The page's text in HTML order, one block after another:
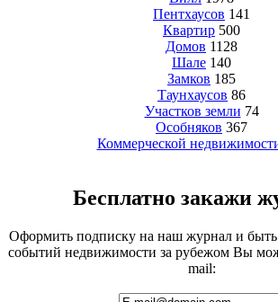
Пентхаусов 141
Квартир 500
Домов 1128
Шале 140
Замков 185
Таунхаусов 86
Участков земли 74
Особняков 367
Коммерческой
Бесплатно закажи
Оформить подписку на наш журнал и быть
событий недвижимости за рубежом Вы
mail: